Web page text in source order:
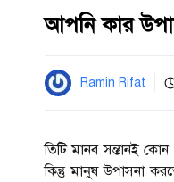
আপনি কার
Ramin Rifat
তিটি মানব সন্তানই
কিন্তু মানুষ উপাসনা